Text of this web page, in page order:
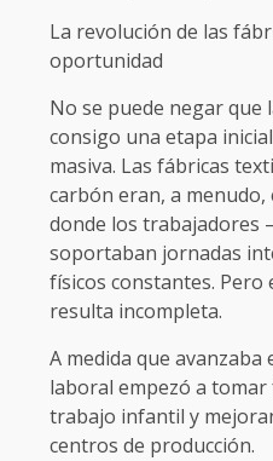
La revolución de las
oportunidad
No se puede negar
consigo una etapa
masiva. Las fábricas
carbón eran, a
donde los trabajadores
soportaban jornadas
físicos constantes. Pero
resulta incompleta.
A medida que avanzaba
laboral empezó a
trabajo infantil y
centros de producción.